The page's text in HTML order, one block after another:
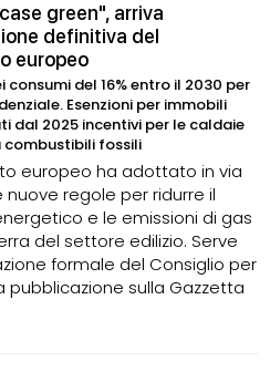
green", arriva
definitiva del
europeo
consumi del 16% entro il 2030 per
Esenzioni per immobili
dal 2025 incentivi per le caldaie
combustibili fossili
europeo ha adottato in via
nuove regole per ridurre il
e le emissioni di gas
del settore edilizio. Serve
formale del Consiglio per
pubblicazione sulla Gazzetta